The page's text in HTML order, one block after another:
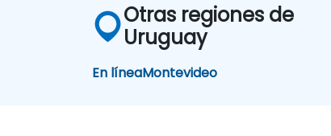
Otras regiones de
Uruguay
En líneaMontevideo